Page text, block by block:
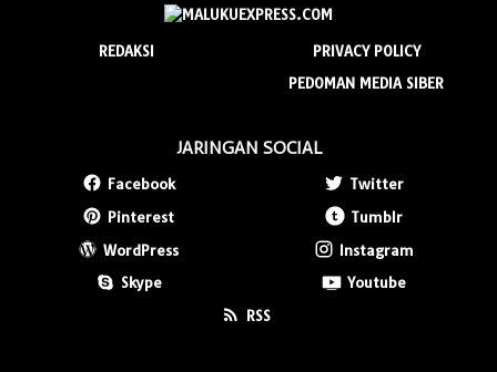
REDAKSI
PRIVACY POLICY
PEDOMAN MEDIA SIBER
JARINGAN SOCIAL
Facebook
Twitter
Pinterest
Tumblr
WordPress
Instagram
Skype
Youtube
RSS